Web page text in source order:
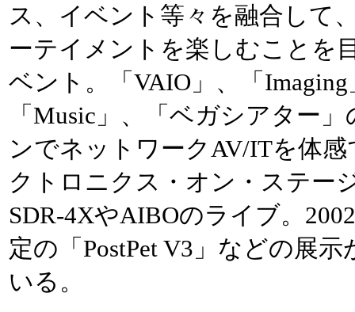
ス、イベント等々を融合して
ーテイメントを楽しむことを
ベント。「VAIO」、「Imaging
「Music」、「ベガシアター
ンでネットワークAV/ITを体
クトロニクス・オン・ステー
SDR-4XやAIBOのライブ。
定の「PostPet V3」などの展
いる。